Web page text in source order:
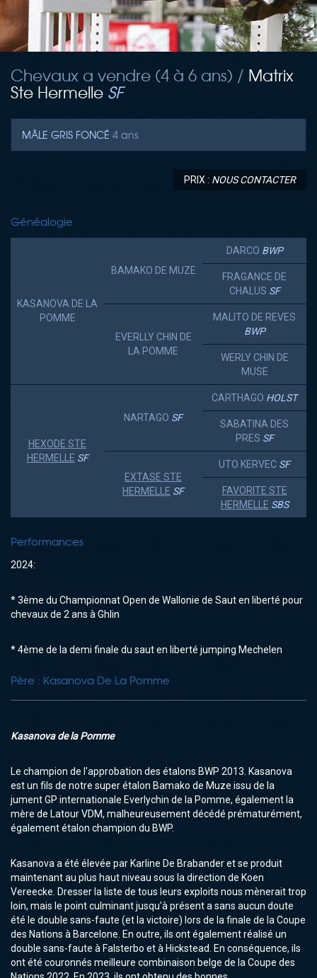
Chevaux a vendre (4 à 6 ans) / Matrix
Ste Hermelle SF
MÂLE GRIS FONCÉ 4 ans
PRIX : NOUS CONTACTER
Généalogie
KASANOVA DE LA
POMME
BAMAKO DE MUZE
DARCO BWP
FRAGANCE DE
CHALUS SF
EVERLLY CHIN DE
LA POMME
MALITO DE REVES
BWP
WERLY CHIN DE
MUSE
HEXODE STE
HERMELLE SF
NARTAGO SF
CARTHAGO HOLST
SABATINA DES
PRES SF
EXTASE STE
HERMELLE SF
UTO KERVEC SF
FAVORITE STE
HERMELLE SBS
Performances
2024:
* 3ème du Championnat Open de Wallonie de Saut en liberté pour
chevaux de 2 ans à Ghlin
* 4ème de la demi finale du saut en liberté jumping Mechelen
Père : Kasanova De La Pomme
Kasanova de la Pomme
Le champion de l'approbation des étalons BWP 2013. Kasanova
est un fils de notre super étalon Bamako de Muze issu de la
jument GP internationale Everlychin de la Pomme, également la
mère de Latour VDM, malheureusement décédé prématurément,
également étalon champion du BWP.
Kasanova a été élevée par Karline De Brabander et se produit
maintenant au plus haut niveau sous la direction de Koen
Vereecke. Dresser la liste de tous leurs exploits nous mènerait trop
loin, mais le point culminant jusqu'à présent a sans aucun doute
été le double sans-faute (et la victoire) lors de la finale de la Coupe
des Nations à Barcelone. En outre, ils ont également réalisé un
double sans-faute à Falsterbo et à Hickstead. En conséquence, ils
ont été couronnés meilleure combinaison belge de la Coupe des